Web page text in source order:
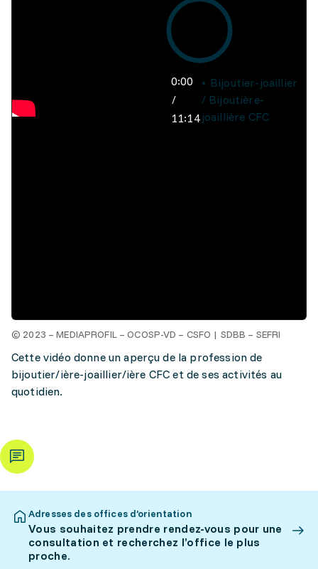
0:00
/
11:14
Bijoutier-joaillier
/ Bijoutière-
joaillière CFC
© 2023 – MEDIAPROFIL – OCOSP-VD – CSFO | SDBB – SEFRI
Cette vidéo donne un aperçu de la profession de
bijoutier/ière-joaillier/ière CFC et de ses activités au
quotidien.
Adresses des offices d’orientation
Vous souhaitez prendre rendez-vous pour une
consultation et recherchez l’office le plus
proche.